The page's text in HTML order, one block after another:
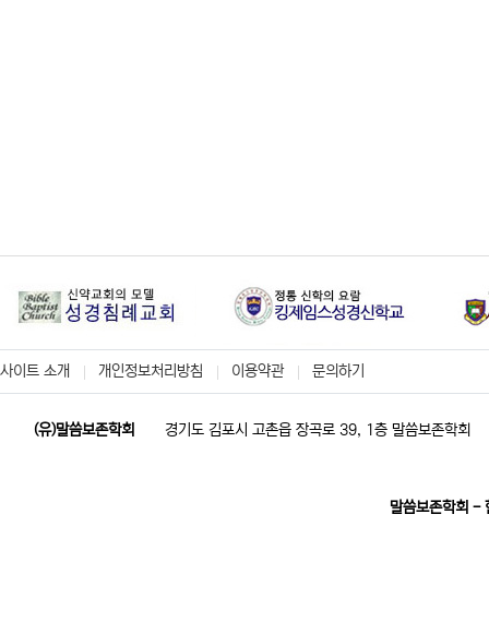
사이트 소개 개인정보처리방침 이용약관 문의하기
(유)말씀보존학회 경기도 김포시 고촌읍 장곡로 39, 1층 말씀보존학회
말씀보존학회 -